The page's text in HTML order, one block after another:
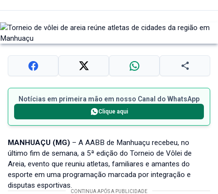
Notícias em primeira mão em nosso Canal do WhatsApp
Clique aqui
MANHUAÇU (MG) – A AABB de Manhuaçu recebeu, no
último fim de semana, a 5ª edição do Torneio de Vôlei de
Areia, evento que reuniu atletas, familiares e amantes do
esporte em uma programação marcada por integração e
disputas esportivas.